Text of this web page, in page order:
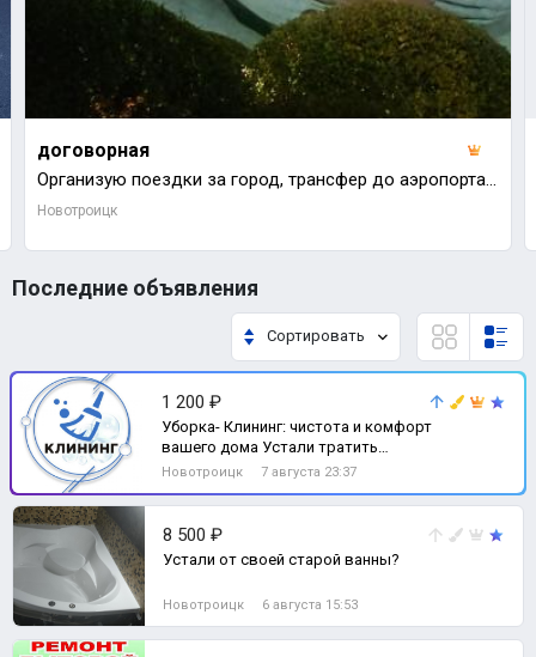
договорная
Организую поездки за город, трансфер до аэропорта,свадьбы,праздники,море) Чистый не прокуренный сало
Новотроицк
Последние объявления
Сортировать
1 200 ₽
Уборка- Клининг: чистота и комфорт
вашего дома Устали тратить
драгоценные выходные на уборку? •
Новотроицк 7 августа 23:37
8 500 ₽
Устали от своей старой ванны?
Новотроицк 6 августа 15:53